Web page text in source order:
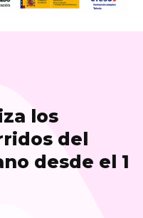
los
del
desde el 1